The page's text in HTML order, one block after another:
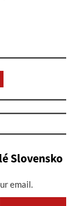
Slovensko
email.